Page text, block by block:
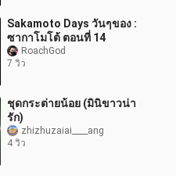
Sakamoto Days วันๆของ :
ซากาโมโต้ ตอนที่ 14
RoachGod
7 วิว
ชุดกระต่ายน้อย (มินิขาวน่า
รัก)
zhizhuzaiai____ang
4 วิว